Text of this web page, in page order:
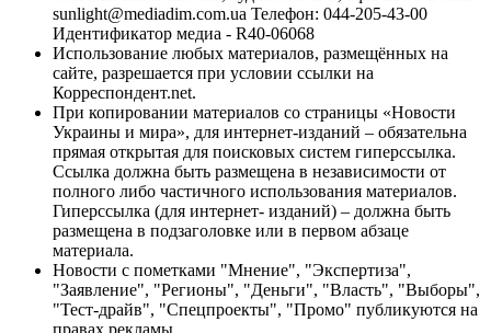
sunlight@mediadim.com.ua Телефон: 044-205-43-00
Идентификатор медиа - R40-06068
Использование любых материалов, размещённых на
сайте, разрешается при условии ссылки на
Корреспондент.net.
При копировании материалов со страницы «Новости
Украины и мира», для интернет-изданий – обязательна
прямая открытая для поисковых систем гиперссылка.
Ссылка должна быть размещена в независимости от
полного либо частичного использования материалов.
Гиперссылка (для интернет- изданий) – должна быть
размещена в подзаголовке или в первом абзаце
материала.
Новости с пометками "Мнение", "Экспертиза",
"Заявление", "Регионы", "Деньги", "Власть", "Выборы",
"Тест-драйв", "Спецпроекты", "Промо" публикуются на
правах рекламы.